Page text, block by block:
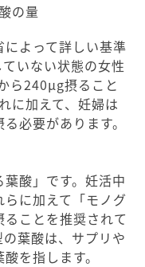
の量
よって詳しい基準
いない状態の女性
ら240μg摂ること
に加えて、妊婦は
必要があります。
酸」です。妊活中
に加えて「モノグ
ことを推奨されて
葉酸は、サプリや
を指します。